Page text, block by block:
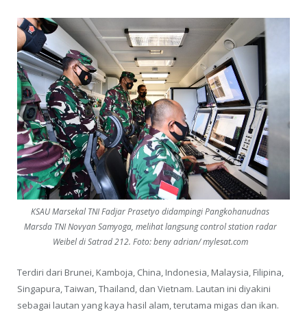
KSAU Marsekal TNI Fadjar Prasetyo didampingi Pangkohanudnas
Marsda TNI Novyan Samyoga, melihat langsung control station radar
Weibel di Satrad 212. Foto: beny adrian/ mylesat.com
Terdiri dari Brunei, Kamboja, China, Indonesia, Malaysia, Filipina,
Singapura, Taiwan, Thailand, dan Vietnam. Lautan ini diyakini
sebagai lautan yang kaya hasil alam, terutama migas dan ikan.